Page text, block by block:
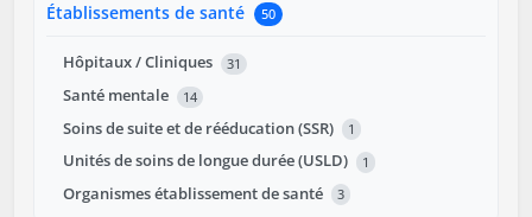
Établissements de santé 50
Hôpitaux / Cliniques 31
Santé mentale 14
Soins de suite et de rééducation (SSR) 1
Unités de soins de longue durée (USLD) 1
Organismes établissement de santé 3